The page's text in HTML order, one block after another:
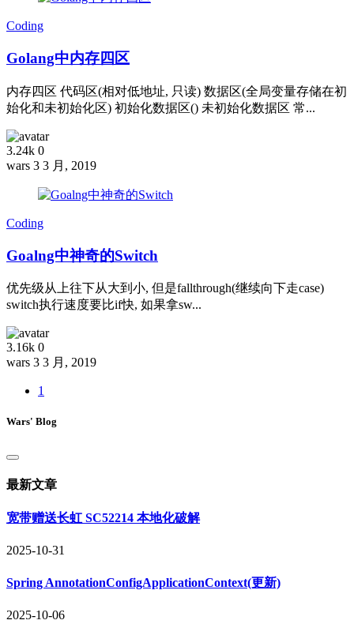
Coding
Golang中内存四区
内存四区 代码区(相对低地址, 只读) 数据区(全局变量存储在初
始化和未初始化区) 初始化数据区() 未初始化数据区 常...
3.24k 0
wars 3 3 月, 2019
Coding
Goalng中神奇的Switch
优先级从上往下从大到小, 但是fallthrough(继续向下走case)
switch执行速度要比if快, 如果拿sw...
3.16k 0
wars 3 3 月, 2019
1
Wars' Blog
最新文章
宽带赠送长虹 SC52214 本地化破解
2025-10-31
Spring AnnotationConfigApplicationContext(更新)
2025-10-06